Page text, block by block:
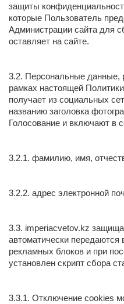
защиты
которые Пользователь
Администрации сайта для
оставляет на сайте.
3.2. Персональные данные,
рамках настоящей
получает из социальных
названию заголовка
Голосование и включают
3.2.1. фамилию, имя,
3.2.2. адрес электронной
3.3. imperiacvetov.kz
автоматически передаются
рекламных блоков и при
установлен скрипт сбора
3.3.1. Отключение cookies